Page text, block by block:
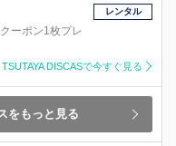
ーポン1枚プレ
レンタル
TSUTAYA DISCASで今すぐ見る
をもっと見る